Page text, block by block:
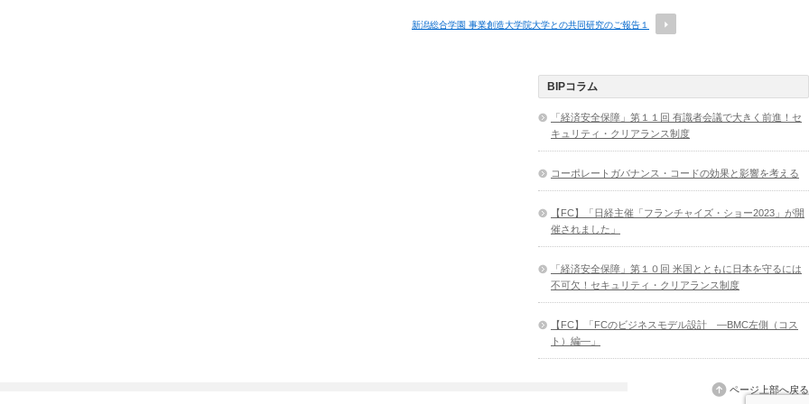
新潟総合学園 事業創造大学院大学との共同研究のご報告１
BIPコラム
「経済安全保障」第１１回 有識者会議で大きく前進！セ
キュリティ・クリアランス制度
コーポレートガバナンス・コードの効果と影響を考える
【FC】「日経主催「フランチャイズ・ショー2023」が開
催されました」
「経済安全保障」第１０回 米国とともに日本を守るには
不可欠！セキュリティ・クリアランス制度
【FC】「FCのビジネスモデル設計 ―BMC左側（コス
ト）編―」
ページ上部へ戻る